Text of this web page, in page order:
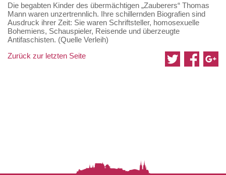
Die begabten Kinder des übermächtigen „Zauberers“ Thomas
Mann waren unzertrennlich. Ihre schillernden Biografien sind
Ausdruck ihrer Zeit: Sie waren Schriftsteller, homosexuelle
Bohemiens, Schauspieler, Reisende und überzeugte
Antifaschisten. (Quelle Verleih)
Zurück zur letzten Seite